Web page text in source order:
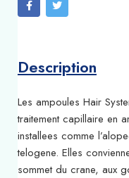
Description
Les ampoules Hair
traitement capillaire en
installees comme
telogene. Elles
sommet du crane, aux